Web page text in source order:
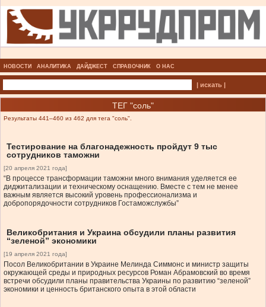
НОВОСТИ АНАЛИТИКА ДАЙДЖЕСТ СПРАВОЧНИК О НАС
| искать |
ТЕГ "соль"
Результаты 441–460 из 462 для тега "соль".
Тестирование на благонадежность пройдут 9 тыс
сотрудников таможни
[20 апреля 2021 года]
“В процессе трансформации таможни много внимания уделяется ее
диджитализации и техническому оснащению. Вместе с тем не менее
важным является высокий уровень профессионализма и
добропорядочности сотрудников Гостаможслужбы”
Великобритания и Украина обсудили планы развития
“зеленой” экономики
[19 апреля 2021 года]
Посол Великобритании в Украине Мелинда Симмонс и министр защиты
окружающей среды и природных ресурсов Роман Абрамовский во время
встречи обсудили планы правительства Украины по развитию “зеленой”
экономики и ценность британского опыта в этой области